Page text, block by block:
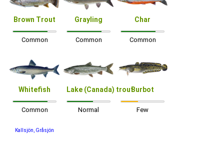
Brown Trout
Common
Grayling
Common
Char
Common
Whitefish
Common
Kallsjön, Gråsjön
Lake (Canada) trout
Normal
Burbot
Few